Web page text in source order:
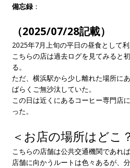
備忘録 ：
（2025/07/28記載）
2025年7月上旬の平日の昼食として利
こちらの店は過去ログを見てみると
る。
ただ、横浜駅から少し離れた場所に
ばらくご無沙汰していた。
この日は近くにあるコーヒー専門店
った。
＜お店の場所はどこ
こちらの店舗は公共交通機関であれ
店舗に向かうルートは色々あるが、